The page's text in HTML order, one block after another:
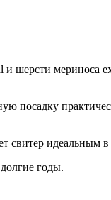
мериноса
посадку
свитер
годы.